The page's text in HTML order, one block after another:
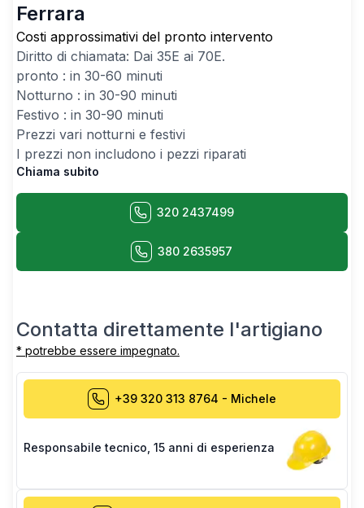
Ferrara
Costi approssimativi del pronto intervento
Diritto di chiamata: Dai 35E ai 70E.
pronto : in 30-60 minuti
Notturno : in 30-90 minuti
Festivo : in 30-90 minuti
Prezzi vari notturni e festivi
I prezzi non includono i pezzi riparati
Chiama subito
320 2437499
380 2635957
Contatta direttamente l'artigiano
* potrebbe essere impegnato.
+39 320 313 8764 - Michele
Responsabile tecnico 15 anni di esperienza